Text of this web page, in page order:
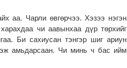
аа. Чарли өвгөрчээ. Хэзээ нэгэн
чи аавынхаа дүр төрхийг
Би сахиусан тэнгэр шиг ариун
амьдарсаан. Чи минь ч бас ийм